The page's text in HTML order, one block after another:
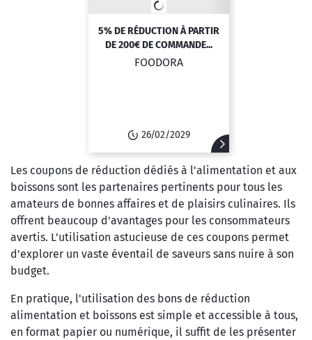
5% DE RÉDUCTION À PARTIR
DE 200€ DE COMMANDE...
FOODORA
26/02/2029
Les coupons de réduction dédiés à l'alimentation et aux
boissons sont les partenaires pertinents pour tous les
amateurs de bonnes affaires et de plaisirs culinaires. Ils
offrent beaucoup d'avantages pour les consommateurs
avertis. L'utilisation astucieuse de ces coupons permet
d'explorer un vaste éventail de saveurs sans nuire à son
budget.
En pratique, l'utilisation des bons de réduction
alimentation et boissons est simple et accessible à tous,
en format papier ou numérique, il suffit de les présenter